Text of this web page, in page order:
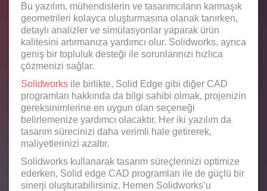
Bu yazılım, mühendislerin ve tasarımcıların karmaşık
geometrileri kolayca oluşturmasına olanak tanırken,
detaylı analizler ve simülasyonlar yaparak ürün
kalitesini artırmanıza yardımcı olur. Solidworks, ayrıca
geniş bir topluluk desteği ile sorunlarınızı hızlıca
çözmenizi sağlar.
Solidworks ile birlikte, Solid Edge gibi diğer CAD
programları hakkında da bilgi sahibi olmak, projenizin
gereksinimlerine en uygun olan seçeneği
belirlemenize yardımcı olacaktır. Her iki yazılım da
tasarım sürecinizi daha verimli hale getirerek,
maliyetlerinizi azaltır.
Solidworks kullanarak tasarım süreçlerinizi optimize
ederken, Solid edge CAD programları ile de güçlü bir
sinerji oluşturabilirsiniz. Hemen Solidworks’u